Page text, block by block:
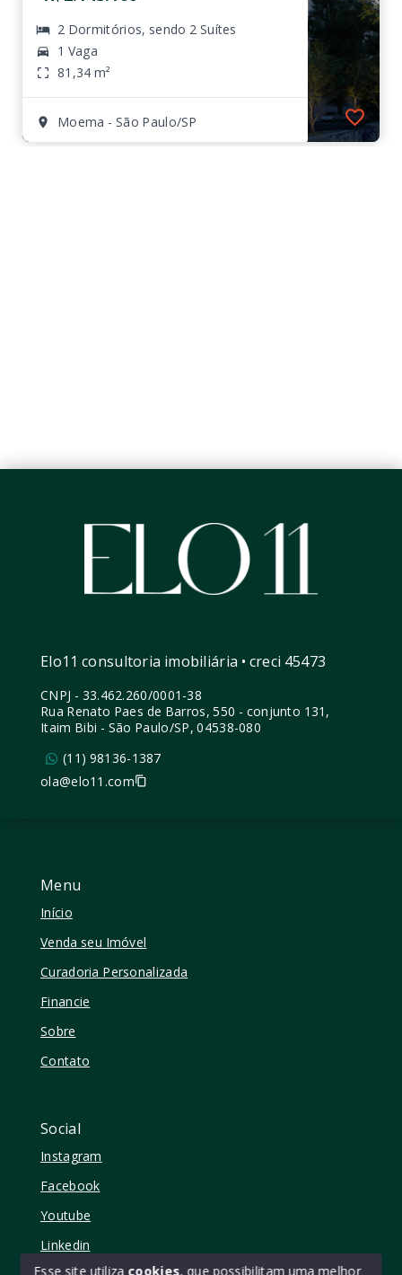
2 Dormitórios, sendo 2 Suítes
1 Vaga
81,34 m²
Moema - São Paulo/SP
Menu
Início
Venda seu Imóvel
Curadoria Personalizada
Financie
Sobre
Contato
Social
Instagram
Facebook
Youtube
Linkedin
Elo11 consultoria imobiliária • creci 45473
CNPJ - 33.462.260/0001-38
Rua Renato Paes de Barros, 550 - conjunto 131,
Itaim Bibi - São Paulo/SP, 04538-080
(11) 98136-1387
ola@elo11.com
Esse site utiliza cookies, que possibilitam uma melhor